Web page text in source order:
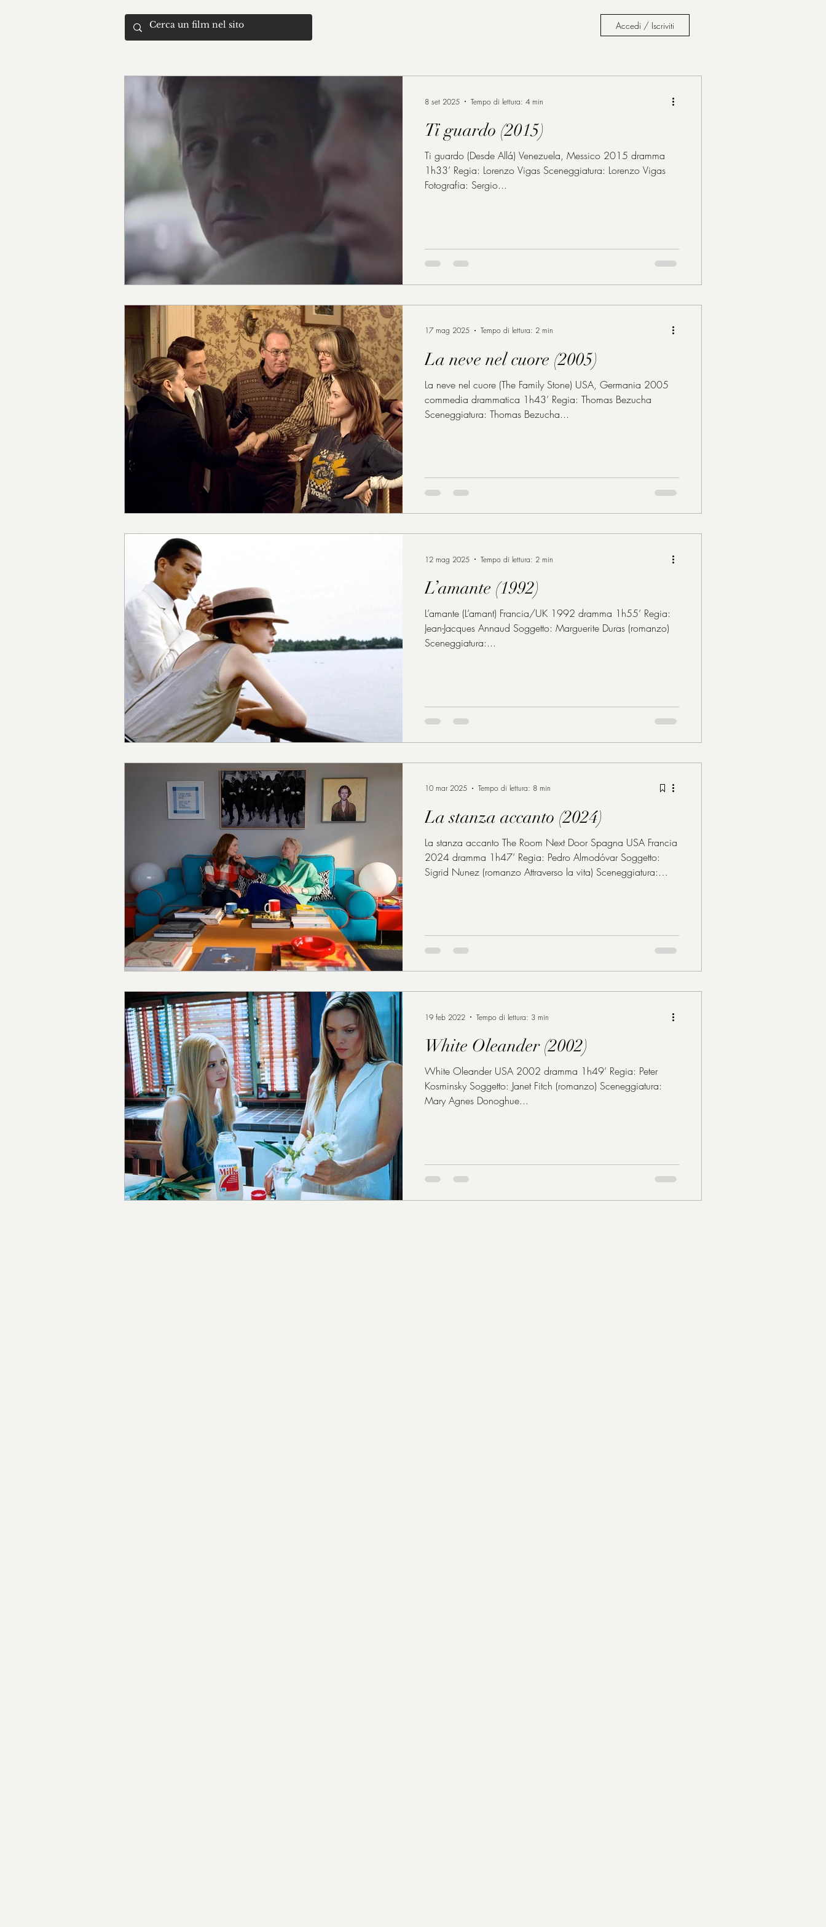
Accedi / Iscriviti
Ti guardo (2015)
Ti guardo (Desde Allá) Venezuela, Messico 2015 dramma
1h33’ Regia: Lorenzo Vigas Sceneggiatura: Lorenzo Vigas
Fotografia: Sergio...
8 set 2025 Tempo di lettura: 4 min
La neve nel cuore (2005)
La neve nel cuore (The Family Stone) USA, Germania 2005
commedia drammatica 1h43’ Regia: Thomas Bezucha
Sceneggiatura: Thomas Bezucha...
17 mag 2025 Tempo di lettura: 2 min
L’amante (1992)
L’amante (L’amant) Francia/UK 1992 dramma 1h55’ Regia:
Jean-Jacques Annaud Soggetto: Marguerite Duras (romanzo)
Sceneggiatura:...
12 mag 2025 Tempo di lettura: 2 min
La stanza accanto (2024)
La stanza accanto The Room Next Door Spagna USA Francia
2024 dramma 1h47’ Regia: Pedro Almodóvar Soggetto:
Sigrid Nunez (romanzo Attraverso la vita) Sceneggiatura:
Alessandro Nivola: poliziotto Raúl Arévalo: prete spagnolo
10 mar 2025 Tempo di lettura: 8 min
White Oleander (2002)
White Oleander USA 2002 dramma 1h49’ Regia: Peter
Kosminsky Soggetto: Janet Fitch (romanzo) Sceneggiatura:
Mary Agnes Donoghue...
19 feb 2022 Tempo di lettura: 3 min